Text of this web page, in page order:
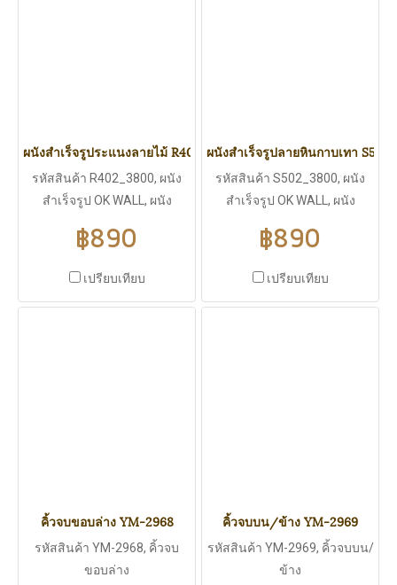
ผนังสำเร็จรูประแนงลายไม้ R402_3800
รหัสสินค้า R402_3800, ผนัง
สำเร็จรูป OK WALL, ผนัง
3800*383 มิลลิเมตร, ความ
เพียง 4.1 Kg., ใช้งานได้ทั้ง
฿890
เปรียบเทียบ
ผนังสำเร็จรูปลายหินกาบเทา
รหัสสินค้า S502_3800, ผนัง
สำเร็จรูป OK WALL, ผนัง
2900*383 มิลลิเมตร, ความ
เพียง 4.1 Kg., ใช้งานได้ทั้ง
฿890
เปรียบเทียบ
คิ้วจบขอบล่าง YM-2968
รหัสสินค้า YM-2968, คิ้วจบ
ขอบล่าง
คิ้วจบบน/ข้าง YM-2969
รหัสสินค้า YM-2969, คิ้วจบบน/
ข้าง